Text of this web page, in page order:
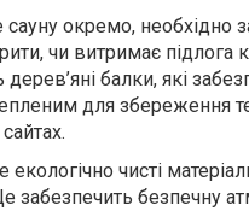
окремо, необхідно
чи витримає підлога
балки, які
для збереження
екологічно чисті
забезпечить безпечну